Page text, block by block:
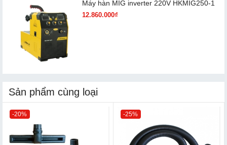
Máy hàn MIG inverter 220V HKMIG250-1
12.860.000₫
Sản phẩm cùng loại
-20% -25%